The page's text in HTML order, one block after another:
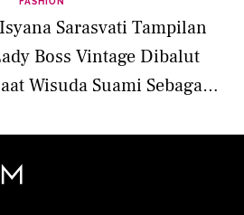
Sarasvati Tampilan
Boss Vintage Dibalut
Wisuda Suami Sebagai